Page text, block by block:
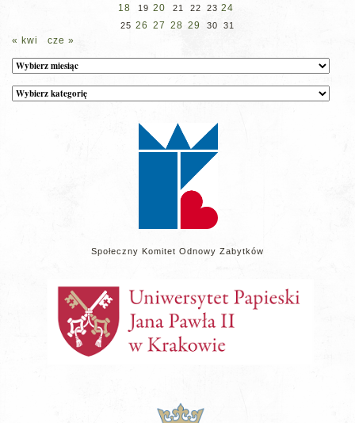
18 19 20 21 22 23 24
25 26 27 28 29 30 31
« kwi cze »
Archiwum
Kategorie
wpisów
Społeczny Komitet Odnowy Zabytków